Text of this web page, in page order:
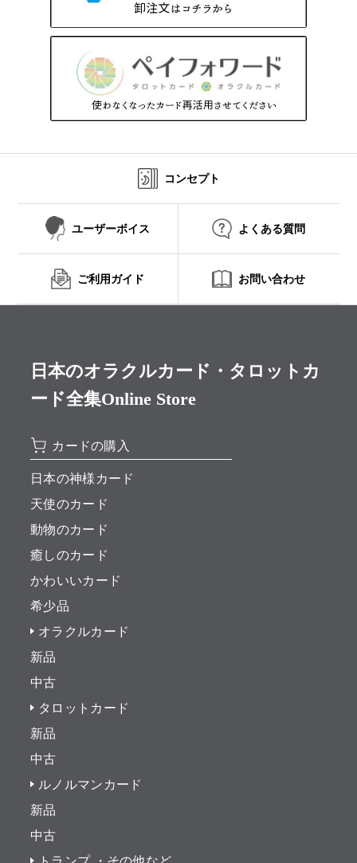
コンセプト
ユーザーボイス よくある質問
ご利用ガイド お問い合わせ
日本のオラクルカード・タロットカ
ード全集Online Store
カードの購入
日本の神様カード
天使のカード
動物のカード
癒しのカード
かわいいカード
希少品
オラクルカード
新品
中古
タロットカード
新品
中古
ルノルマンカード
新品
中古